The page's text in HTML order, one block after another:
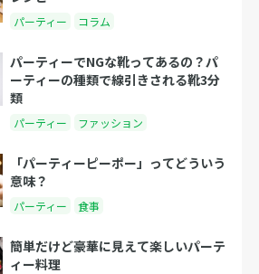
パーティー コラム
パーティーでNGな靴ってあるの？パ
ーティーの種類で線引きされる靴3分
類
パーティー ファッション
「パーティーピーポー」ってどういう
意味？
パーティー 食事
簡単だけど豪華に見えて楽しいパーテ
ィー料理